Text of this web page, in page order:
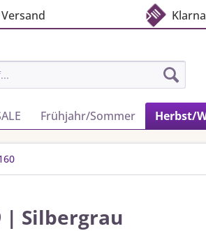
Frühjahr/Sommer Herbst/
| Silbergrau